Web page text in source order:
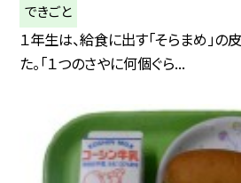
できごと
１年生は、給食に出す「そらまめ」
た。「１つのさやに何個ぐら...